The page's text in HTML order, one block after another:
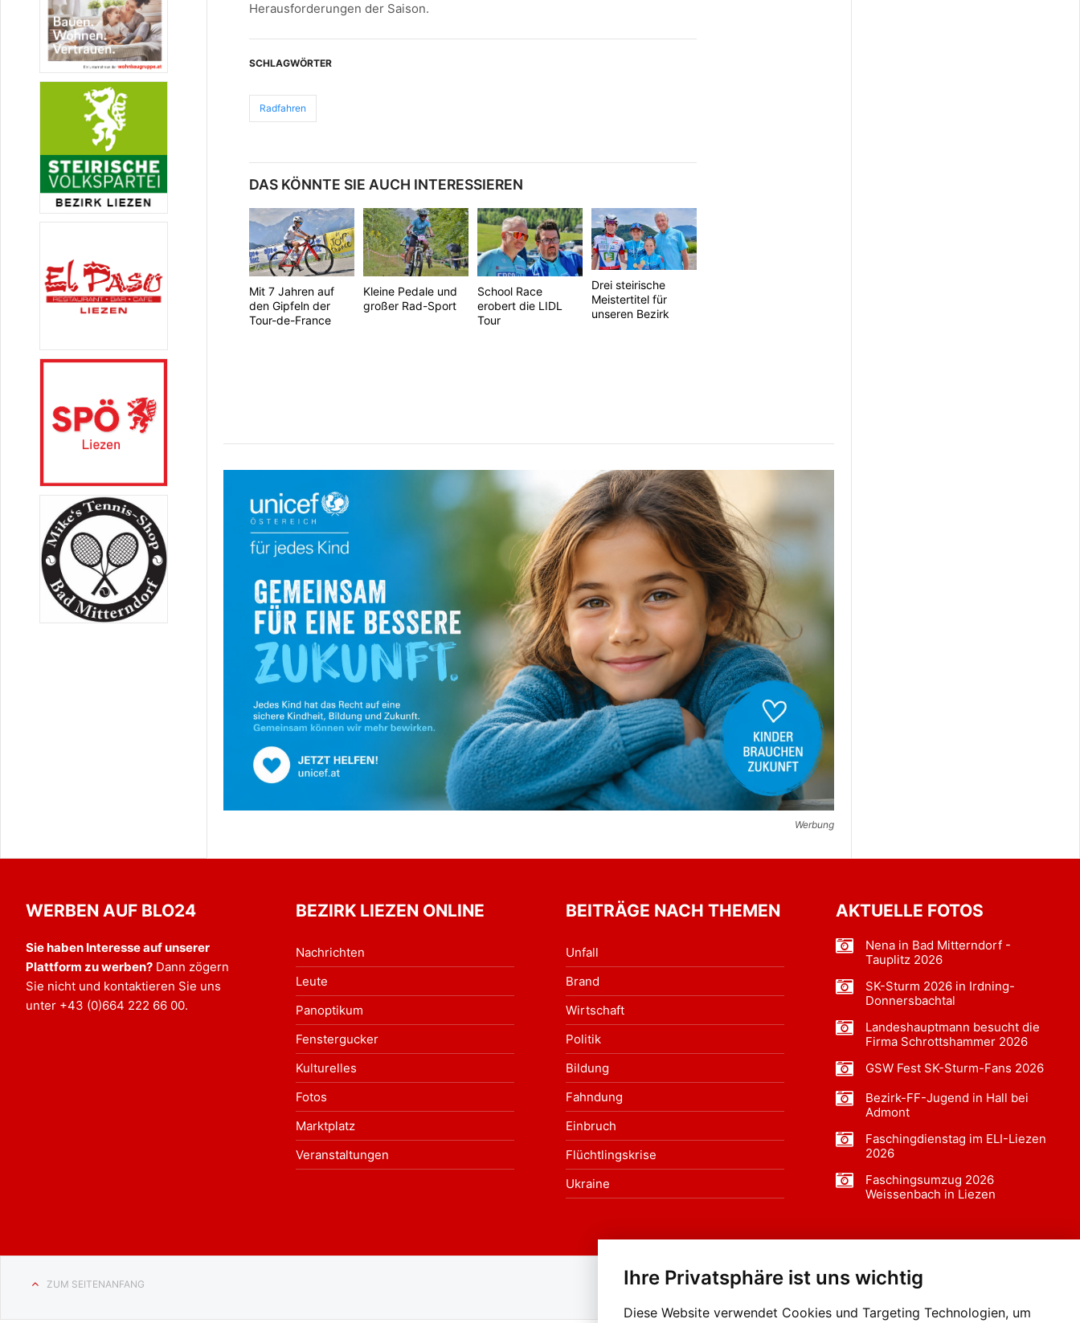
Ihre Privatsphäre ist uns wichtig
Diese Website verwendet Cookies und Targeting Technologien, um
Herausforderungen der Saison.
SCHLAGWÖRTER
Radfahren
DAS KÖNNTE SIE AUCH INTERESSIEREN
Mit 7 Jahren auf
den Gipfeln der
Tour-de-France
Kleine Pedale und
großer Rad-Sport
School Race
erobert die LIDL
Tour
Drei steirische
Meistertitel für
unseren Bezirk
Werbung
WERBEN AUF BLO24
Sie haben Interesse auf unserer
Plattform zu werben? Dann zögern
Sie nicht und kontaktieren Sie uns
unter +43 (0)664 222 66 00.
BEZIRK LIEZEN ONLINE
Nachrichten
Leute
Panoptikum
Fenstergucker
Kulturelles
Fotos
Marktplatz
Veranstaltungen
BEITRÄGE NACH THEMEN
Unfall
Brand
Wirtschaft
Politik
Bildung
Fahndung
Einbruch
Flüchtlingskrise
Ukraine
AKTUELLE FOTOS
Nena in Bad Mitterndorf -
Tauplitz 2026
SK-Sturm 2026 in Irdning-
Donnersbachtal
Landeshauptmann besucht die
Firma Schrottshammer 2026
GSW Fest SK-Sturm-Fans 2026
Bezirk-FF-Jugend in Hall bei
Admont
Faschingdienstag im ELI-Liezen
2026
Faschingsumzug 2026
Weissenbach in Liezen
ZUM SEITENANFANG Auf BLO24.at werben?+43 (0)664 2226600